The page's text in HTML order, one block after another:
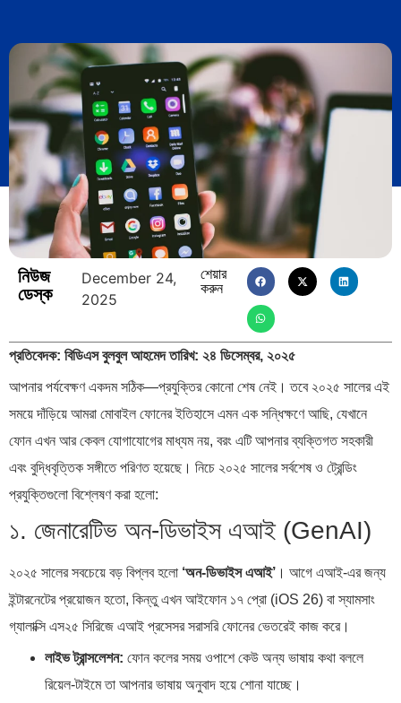
নিউজ
ডেস্ক
December 24,
2025
শেয়ার
করুন
প্রতিবেদক: বিডিএস বুলবুল আহমেদ তারিখ: ২৪ ডিসেম্বর, ২০২৫
আপনার পর্যবেক্ষণ একদম সঠিক—প্রযুক্তির কোনো শেষ নেই। তবে ২০২৫ সালের এই
সময়ে দাঁড়িয়ে আমরা মোবাইল ফোনের ইতিহাসে এমন এক সন্ধিক্ষণে আছি, যেখানে
ফোন এখন আর কেবল যোগাযোগের মাধ্যম নয়, বরং এটি আপনার ব্যক্তিগত সহকারী
এবং বুদ্ধিবৃত্তিক সঙ্গীতে পরিণত হয়েছে। নিচে ২০২৫ সালের সর্বশেষ ও ট্রেন্ডিং
প্রযুক্তিগুলো বিশ্লেষণ করা হলো:
১. জেনারেটিভ অন-ডিভাইস এআই (GenAI)
২০২৫ সালের সবচেয়ে বড় বিপ্লব হলো ‘অন-ডিভাইস এআই’ । আগে এআই-এর জন্য
ইন্টারনেটের প্রয়োজন হতো, কিন্তু এখন আইফোন ১৭ প্রো (iOS 26) বা স্যামসাং
গ্যালাক্সি এস২৫ সিরিজে এআই প্রসেসর সরাসরি ফোনের ভেতরেই কাজ করে।
লাইভ ট্রান্সলেশন: ফোন কলের সময় ওপাশে কেউ অন্য ভাষায় কথা বললে
রিয়েল-টাইমে তা আপনার ভাষায় অনুবাদ হয়ে শোনা যাচ্ছে।